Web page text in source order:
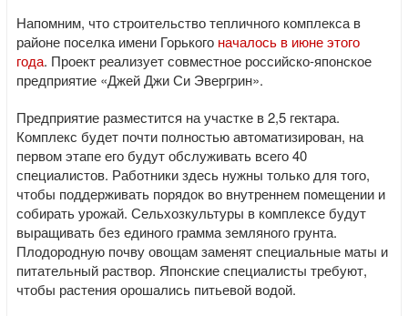
Напомним, что строительство тепличного комплекса в
районе поселка имени Горького началось в июне этого
года. Проект реализует совместное российско-японское
предприятие «Джей Джи Си Эвергрин».
Предприятие разместится на участке в 2,5 гектара.
Комплекс будет почти полностью автоматизирован, на
первом этапе его будут обслуживать всего 40
специалистов. Работники здесь нужны только для того,
чтобы поддерживать порядок во внутреннем помещении и
собирать урожай. Сельхозкультуры в комплексе будут
выращивать без единого грамма земляного грунта.
Плодородную почву овощам заменят специальные маты и
питательный раствор. Японские специалисты требуют,
чтобы растения орошались питьевой водой.